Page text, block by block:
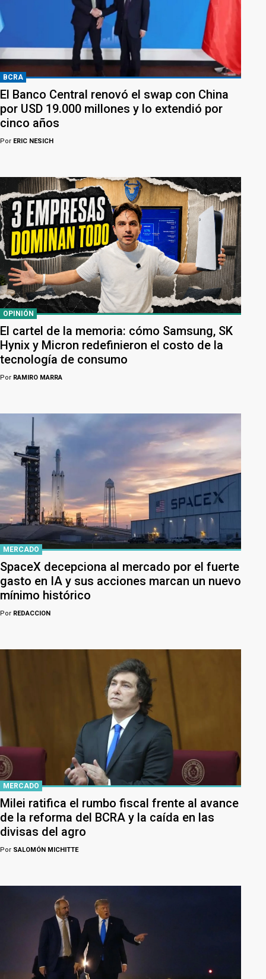
BCRA
El Banco Central renovó el swap con China
por USD 19.000 millones y lo extendió por
cinco años
Por ERIC NESICH
OPINIÓN
El cartel de la memoria: cómo Samsung, SK
Hynix y Micron redefinieron el costo de la
tecnología de consumo
Por RAMIRO MARRA
MERCADO
SpaceX decepciona al mercado por el fuerte
gasto en IA y sus acciones marcan un nuevo
mínimo histórico
Por REDACCION
MERCADO
Milei ratifica el rumbo fiscal frente al avance
de la reforma del BCRA y la caída en las
divisas del agro
Por SALOMÓN MICHITTE